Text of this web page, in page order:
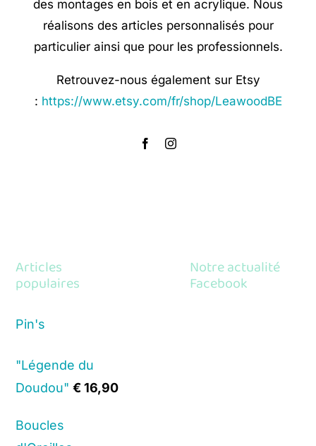
des montages en bois et en acrylique. Nous
réalisons des articles personnalisés pour
particulier ainsi que pour les professionnels.
Retrouvez-nous également sur Etsy
: https://www.etsy.com/fr/shop/LeawoodBE
Articles
populaires
Pin's
"Légende du
Doudou" €16,90
Boucles
Notre actualité
Facebook